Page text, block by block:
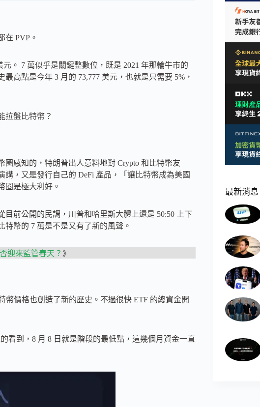
在 PVP。
。 7 萬似乎是關鍵整數位，既是 2021 年那輪牛市的
高點是今年 3 月的 73,777 美元，也就是只需要 5%，
拉盤比特幣？
感知的，特朗普出人意料地對 Crypto 和比特幣友
，又是發行自己的 DeFi 產品，「讓比特幣成為美國
圈是極大利好。
目前公開的民調，川普和哈里斯大體上還是 50:50 上下
幣的 7 萬是不是又有了新的風聲。
迎來監管春天？ 》
價格也創造了新的歷史。不過很快 ETF 的總資金開
看到，8 月 8 日就是階段的最低點，這幾個月資金一直
最新消息